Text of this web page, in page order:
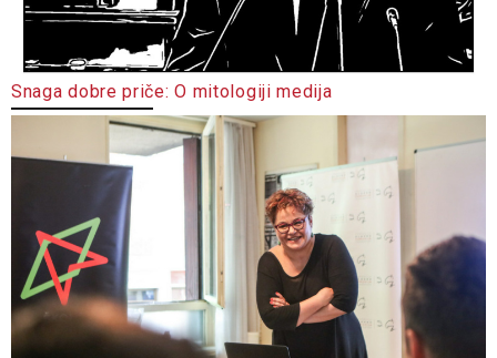
Snaga dobre priče: O mitologiji medija